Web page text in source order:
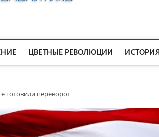
ЦВЕТНЫЕ РЕВОЛЮЦИИ ИСТОРИЯ
готовили переворот